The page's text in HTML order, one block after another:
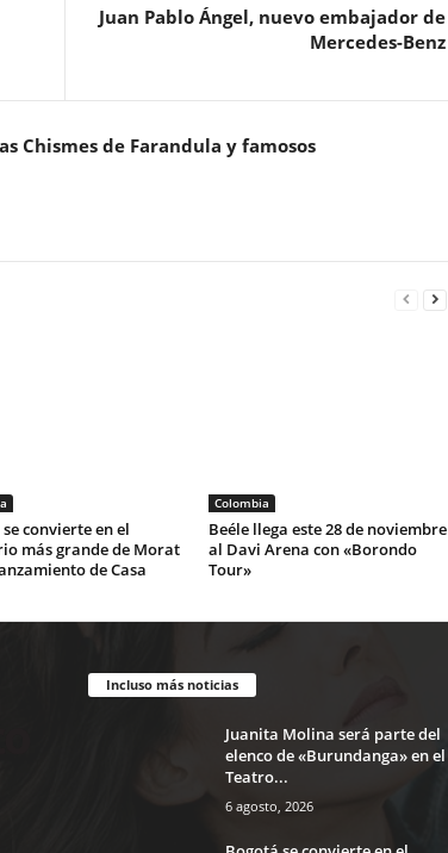
Juan Pablo Ángel, nuevo embajador de
Mercedes-Benz
Chismes de Farandula y famosos
convierte en el
más grande de Morat
de Casa
Colombia
Beéle llega este 28 de noviembre
al Davi Arena con «Borondo
Tour»
Incluso más noticias
Juanita Molina será parte del
elenco de «Burundanga» en el
Teatro...
6 agosto, 2026